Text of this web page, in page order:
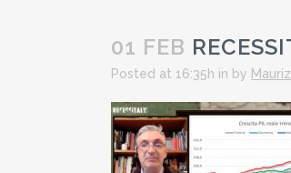
01 FEB
Posted at 16:35h in by